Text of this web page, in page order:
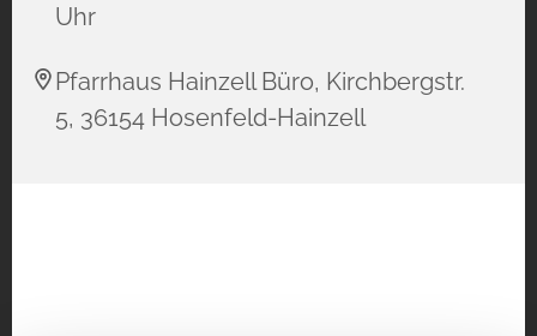
Uhr
Pfarrhaus Hainzell Büro, Kirchbergstr.
5, 36154 Hosenfeld-Hainzell